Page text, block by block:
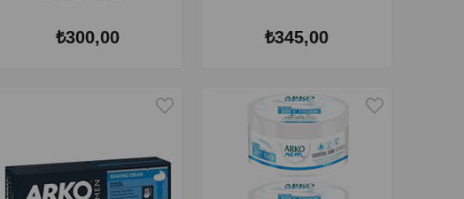
₺300,00 ₺345,00